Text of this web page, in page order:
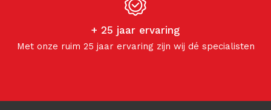
+ 25 jaar ervaring
Met onze ruim 25 jaar ervaring zijn wij dé specialisten